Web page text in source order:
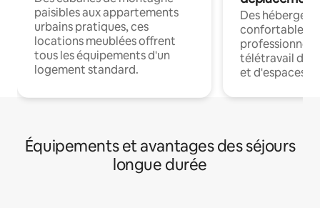
paisibles aux appartements
urbains pratiques, ces
locations meublées offrent
tous les équipements d'un
logement standard.
Des
confortables
professionnels
télétravail
et d'espaces
Équipements et avantages des séjours
longue durée